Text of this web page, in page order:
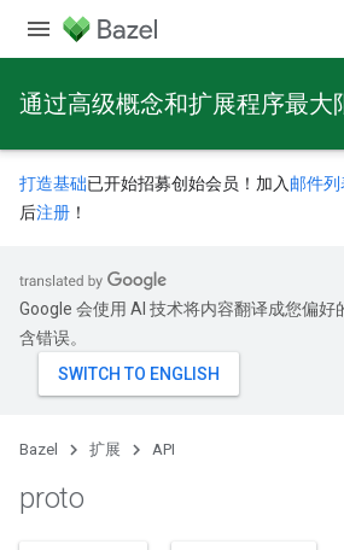
通过高级概念和扩展程序最大
打造基础已开始招募创始会员！加入 邮件列
后注册 ！
Google 会使用 AI 技术将内容翻译成您偏好
含错误。
Bazel 扩展 API
proto